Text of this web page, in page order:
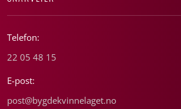
Telefon:
22 05 48 15
E-post:
post@bygdekvinnelaget.no